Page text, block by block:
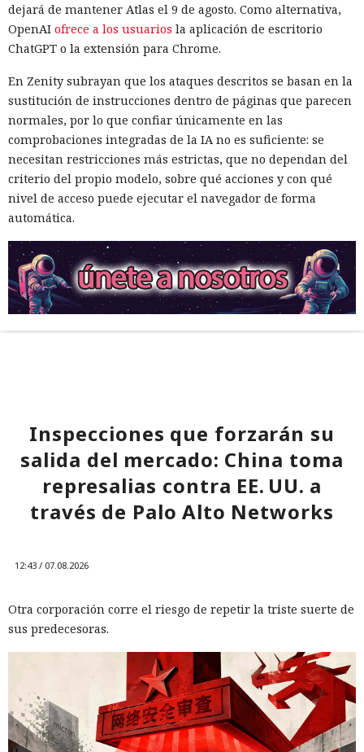
dejará de mantener Atlas el 9 de agosto. Como alternativa,
OpenAI ofrece a los usuarios la aplicación de escritorio
ChatGPT o la extensión para Chrome.
En Zenity subrayan que los ataques descritos se basan en la
sustitución de instrucciones dentro de páginas que parecen
normales, por lo que confiar únicamente en las
comprobaciones integradas de la IA no es suficiente: se
necesitan restricciones más estrictas, que no dependan del
criterio del propio modelo, sobre qué acciones y con qué
nivel de acceso puede ejecutar el navegador de forma
automática.
Inspecciones que forzarán su
salida del mercado: China toma
represalias contra EE. UU. a
través de Palo Alto Networks
12:43 / 07.08.2026
Otra corporación corre el riesgo de repetir la triste suerte de
sus predecesoras.